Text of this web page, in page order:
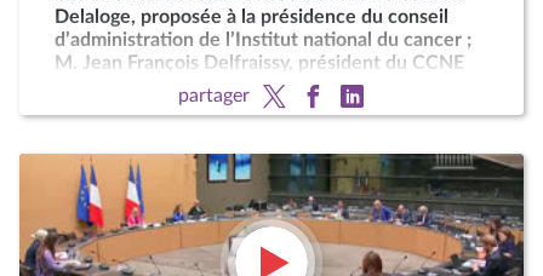
Delaloge, proposée à la présidence du conseil
d’administration de l’Institut national du cancer ;
M. Jean François Delfraissy, président du CCNE
partager